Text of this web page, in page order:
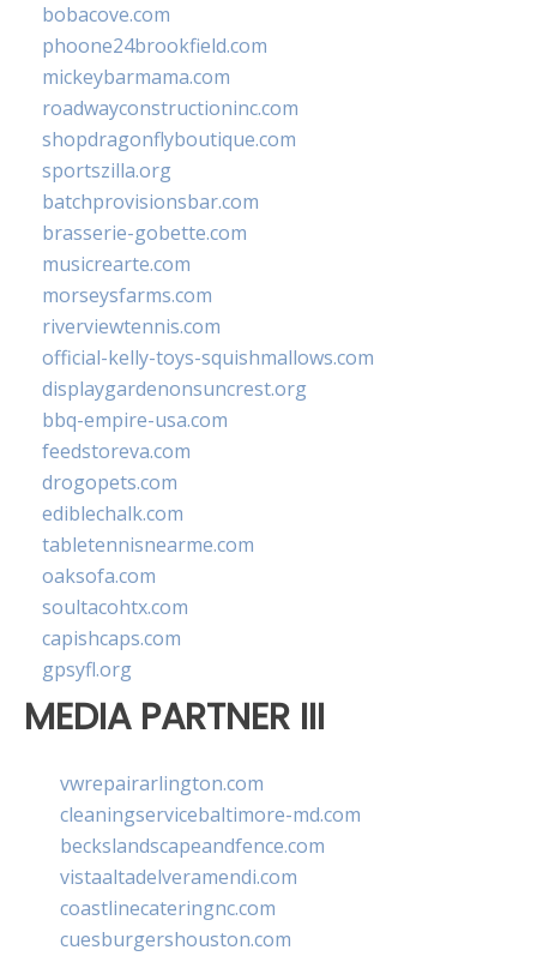
bobacove.com
phoone24brookfield.com
mickeybarmama.com
roadwayconstructioninc.com
shopdragonflyboutique.com
sportszilla.org
batchprovisionsbar.com
brasserie-gobette.com
musicrearte.com
morseysfarms.com
riverviewtennis.com
official-kelly-toys-squishmallows.com
displaygardenonsuncrest.org
bbq-empire-usa.com
feedstoreva.com
drogopets.com
ediblechalk.com
tabletennisnearme.com
oaksofa.com
soultacohtx.com
capishcaps.com
gpsyfl.org
MEDIA PARTNER III
vwrepairarlington.com
cleaningservicebaltimore-md.com
beckslandscapeandfence.com
vistaaltadelveramendi.com
coastlinecateringnc.com
cuesburgershouston.com